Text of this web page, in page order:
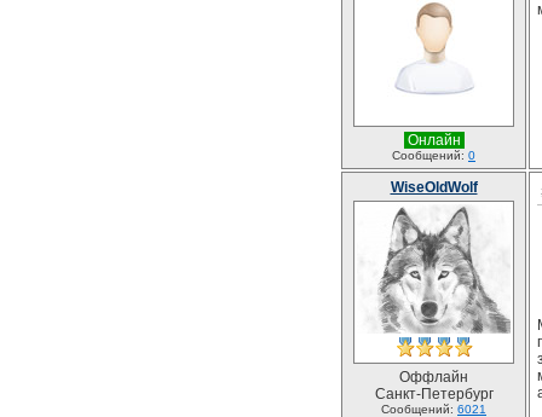
Онлайн
Сообщений: 0
WiseOldWolf
Оффлайн
Санкт-Петербург
Сообщений: 6021